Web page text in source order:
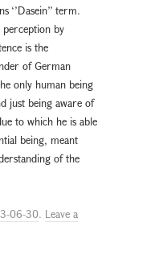
‘’Dasein’’ term.
perception by
is the
of German
only human being
just being aware of
to which he is able
being, meant
of the
06-30. Leave a